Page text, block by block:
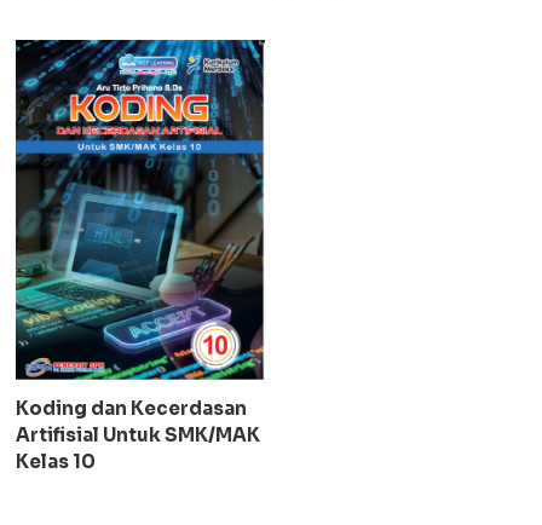
Koding dan Kecerdasan
Artifisial Untuk SMK/MAK
Kelas 10